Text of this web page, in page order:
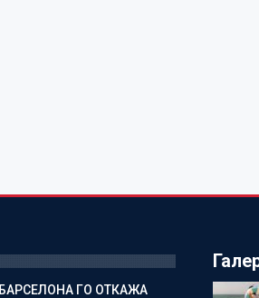
БАРСЕЛОНА ГО ОТКАЖА